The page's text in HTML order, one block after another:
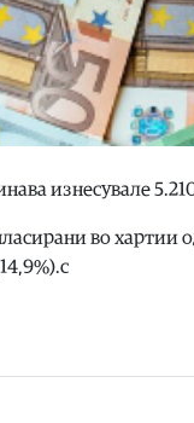
изнесувале
во хартии